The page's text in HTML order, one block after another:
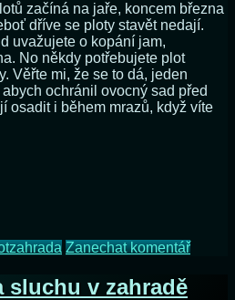
začíná na jaře, koncem března
dříve se ploty stavět nedají.
uvažujete o kopání jam,
No někdy potřebujete plot
Věřte mi, že se to dá, jeden
ochránil ovocný sad před
osadit i během mrazů, když víte
zahrada Zanechat komentářna
sluchu v zahradě